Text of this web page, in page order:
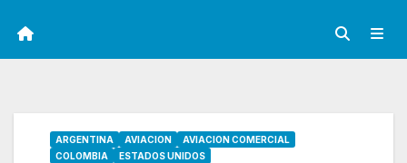
ARGENTINA AVIACION
AVIACION COMERCIAL
COLOMBIA
ESTADOS UNIDOS